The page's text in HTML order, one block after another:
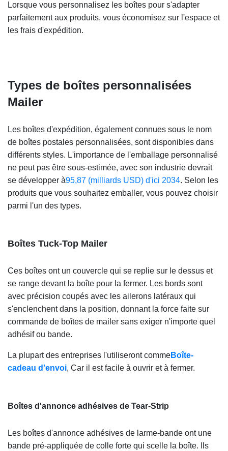
Lorsque vous personnalisez les boîtes pour s'adapter
parfaitement aux produits, vous économisez sur l'espace et
les frais d'expédition.
Types de boîtes personnalisées
Mailer
Les boîtes d'expédition, également connues sous le nom
de boîtes postales personnalisées, sont disponibles dans
différents styles. L'importance de l'emballage personnalisé
ne peut pas être sous-estimée, avec son industrie devrait
se développer à95,87 (milliards USD) d'ici 2034. Selon les
produits que vous souhaitez emballer, vous pouvez choisir
parmi l'un des types.
Boîtes Tuck-Top Mailer
Ces boîtes ont un couvercle qui se replie sur le dessus et
se range devant la boîte pour la fermer. Les bords sont
avec précision coupés avec les ailerons latéraux qui
s'enclenchent dans la position, donnant la force faite sur
commande de boîtes de mailer sans exiger n'importe quel
adhésif ou bande.
La plupart des entreprises l'utiliseront commeBoîte-
cadeau d'envoi, Car il est facile à ouvrir et à fermer.
Boîtes d'annonce adhésives de Tear-Strip
Les boîtes d'annonce adhésives de larme-bande ont une
bande pré-appliquée de colle forte qui scelle la boîte. Ils